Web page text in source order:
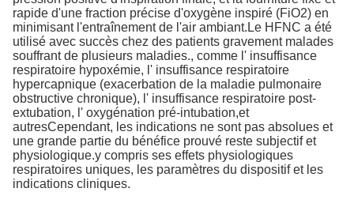
rapide d'une fraction précise d'oxygène inspiré (FiO2) en
minimisant l'entraînement de l'air ambiant.Le HFNC a été
utilisé avec succès chez des patients gravement malades
souffrant de plusieurs maladies., comme l' insuffisance
respiratoire hypoxémie, l' insuffisance respiratoire
hypercapnique (exacerbation de la maladie pulmonaire
obstructive chronique), l' insuffisance respiratoire post-
extubation, l' oxygénation pré-intubation,et
autresCependant, les indications ne sont pas absolues et
une grande partie du bénéfice prouvé reste subjectif et
physiologique.y compris ses effets physiologiques
respiratoires uniques, les paramètres du dispositif et les
indications cliniques.